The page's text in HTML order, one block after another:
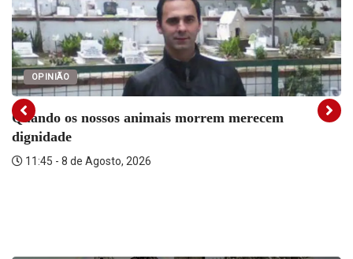
OPINIÃO
Quando os nossos animais morrem merecem
dignidade
11:45 - 8 de Agosto, 2026